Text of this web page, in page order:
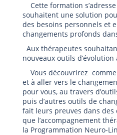
Cette formation
souhaitent une solution
des besoins personnels et
changements profonds
Aux thérapeutes
nouveaux outils
Vous découvrirez
et à aller vers le
pour vous, au travers
puis d’autres outils de
fait leurs preuves dans des
que l’accompagnement
la Programmation Neuro-